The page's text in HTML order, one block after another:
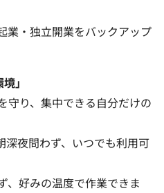
業・独立開業をバックアップ
」
守り、集中できる自分だけの
深夜問わず、いつでも利用可
、好みの温度で作業できま